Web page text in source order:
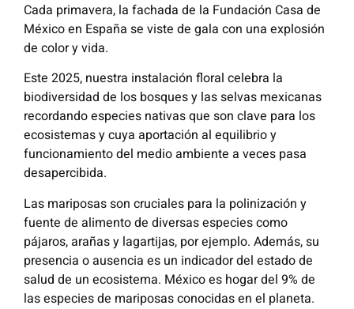
Cada primavera, la fachada de la Fundación Casa de
México en España se viste de gala con una explosión
de color y vida.
Este 2025, nuestra instalación floral celebra la
biodiversidad de los bosques y las selvas mexicanas
recordando especies nativas que son clave para los
ecosistemas y cuya aportación al equilibrio y
funcionamiento del medio ambiente a veces pasa
desapercibida.
Las mariposas son cruciales para la polinización y
fuente de alimento de diversas especies como
pájaros, arañas y lagartijas, por ejemplo. Además, su
presencia o ausencia es un indicador del estado de
salud de un ecosistema. México es hogar del 9% de
las especies de mariposas conocidas en el planeta.